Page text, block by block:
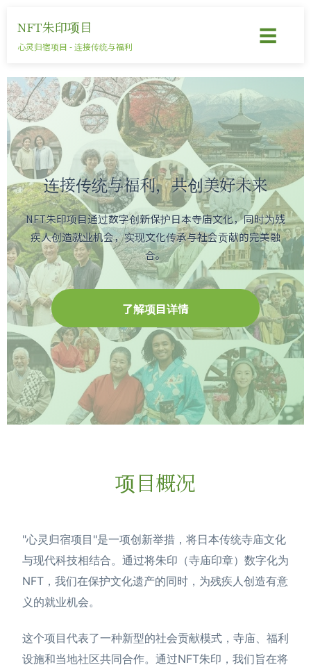
NFT朱印项目
心灵归宿项目 - 连接传统与福利 ☰
连接传统与福利，共创美好未来
NFT朱印项目通过数字创新保护日本寺庙文化，同时为残
疾人创造就业机会，实现文化传承与社会贡献的完美融
合。
了解项目详情
项目概况
"心灵归宿项目"是一项创新举措，将日本传统寺庙文化
与现代科技相结合。通过将朱印（寺庙印章）数字化为
NFT，我们在保护文化遗产的同时，为残疾人创造有意
义的就业机会。
这个项目代表了一种新型的社会贡献模式，寺庙、福利
设施和当地社区共同合作。通过NFT朱印，我们旨在将